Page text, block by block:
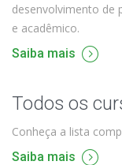
desenvolvimento de
e acadêmico.
Saiba mais
Todos os
Conheça a lista
Saiba mais